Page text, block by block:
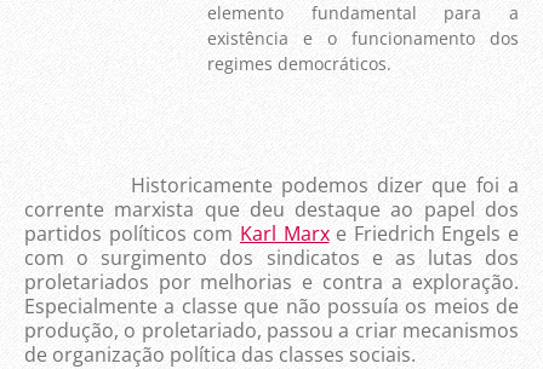
elemento fundamental para a
existência e o funcionamento dos
regimes democráticos.
Historicamente podemos dizer que foi a
corrente marxista que deu destaque ao papel dos
partidos políticos com Karl Marxe Friedrich Engels e
com o surgimento dos sindicatos e as lutas dos
proletariados por melhorias e contra a exploração.
Especialmente a classe que não possuía os meios de
produção, o proletariado, passou a criar mecanismos
de organização política das classes sociais.